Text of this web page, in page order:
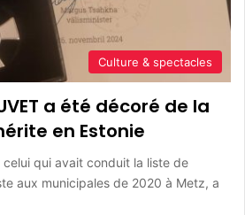
Culture & spectacles
a été décoré de la
en Estonie
celui qui avait conduit la liste de
aux municipales de 2020 à Metz, a